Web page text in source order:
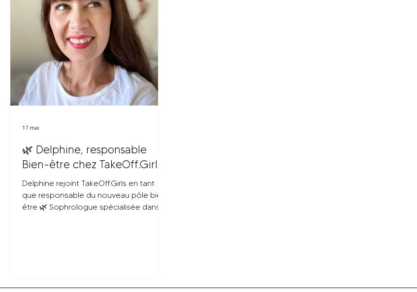
🌿 Delphine, responsable
Bien-être chez TakeOff.Girls
Delphine rejoint TakeOff.Girls en tant
que responsable du nouveau pôle bien-
être 🌿 Sophrologue spécialisée dans la
l’unité dans une ambiance douce,
17 mai